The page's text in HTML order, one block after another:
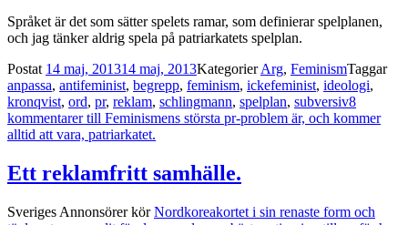
Språket är det som sätter spelets ramar, som definierar spelplanen,
och jag tänker aldrig spela på patriarkatets spelplan.
Postat 14 maj, 201314 maj, 2013KategorierArg, FeminismTaggar
anpassa, antifeminist, begrepp, feminism, ickefeminist, ideologi,
kronqvist, ord, pr, reklam, schlingmann, spelplan, subversiv8
kommentarertill Feminismens största pr-problem är, och kommer
alltid att vara, patriarkatet.
Ett reklamfritt samhälle.
Sveriges Annonsörer körNordkoreakortet i sin renaste form och